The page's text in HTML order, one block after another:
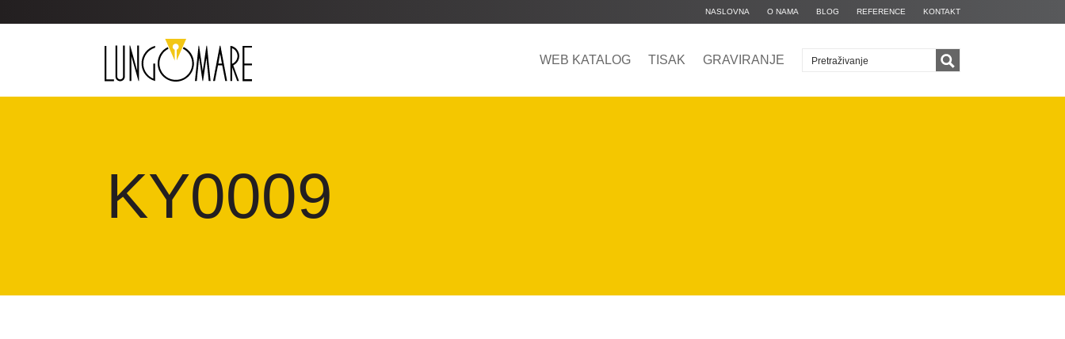
NASLOVNA O NAMA BLOG REFERENCE KONTAKT
WEB KATALOG TISAK GRAVIRANJE
KY0009